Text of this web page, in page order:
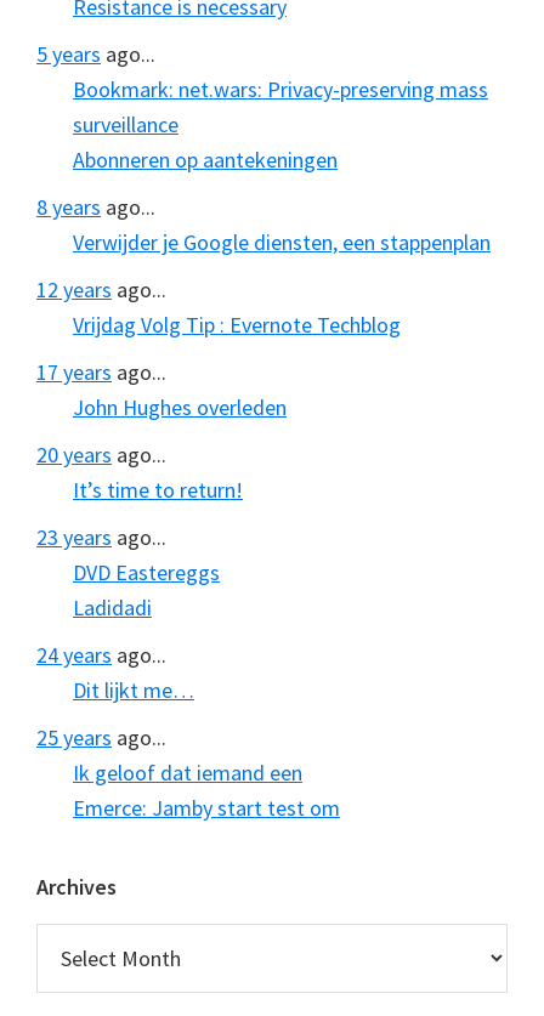
Resistance is necessary
5 years ago...
Bookmark: net.wars: Privacy-preserving mass
surveillance
Abonneren op aantekeningen
8 years ago...
Verwijder je Google diensten, een stappenplan
12 years ago...
Vrijdag Volg Tip : Evernote Techblog
17 years ago...
John Hughes overleden
20 years ago...
It’s time to return!
23 years ago...
DVD Eastereggs
Ladidadi
24 years ago...
Dit lijkt me…
25 years ago...
Ik geloof dat iemand een
Emerce: Jamby start test om
Archives